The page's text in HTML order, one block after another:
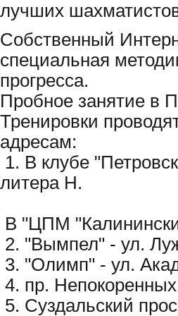
лучших
Собственный
специальная
прогресса.
Пробное занятие в
Тренировки
адресам:
1. В клубе
литера Н.
В "ЦПМ
2. "Вымпел" - ул.
3. "Олимп" - ул.
4. пр.
5. Суздальский